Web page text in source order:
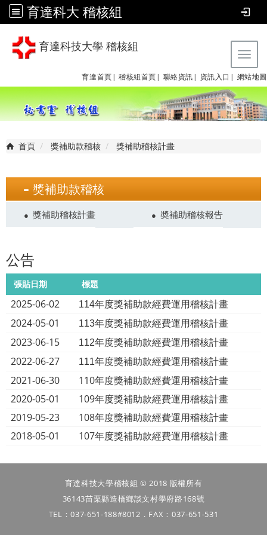
育達科大 稽核組
育達科技大學 稽核組
育達首頁| 稽核組首頁| 聯絡資訊| 資訊入口| 網站地圖
首頁 獎補助款稽核 獎補助稽核計畫
獎補助款稽核
獎補助稽核計畫 奬補助稽核報告
公告
張貼日期 標題
2025-06-02 114年度獎補助款經費運用稽核計畫
2024-05-01 113年度獎補助款經費運用稽核計畫
2023-06-15 112年度獎補助款經費運用稽核計畫
2022-06-27 111年度獎補助款經費運用稽核計畫
2021-06-30
110年度獎補助款經費運用稽核計畫
2020-05-01
109年度獎補助款經費運用稽核計畫
2019-05-23
108年度獎補助款經費運用稽核計畫
2018-05-01
107年度獎補助款經費運用稽核計畫
育達科技大學稽核組 © 2018 版權所有
36143苗栗縣造橋鄉談文村學府路168號
TEL：037-651-188#8012．FAX：037-651-531